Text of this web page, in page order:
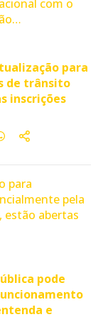
com o
para
de trânsito
inscrições
para
pela
estão abertas
pode
e